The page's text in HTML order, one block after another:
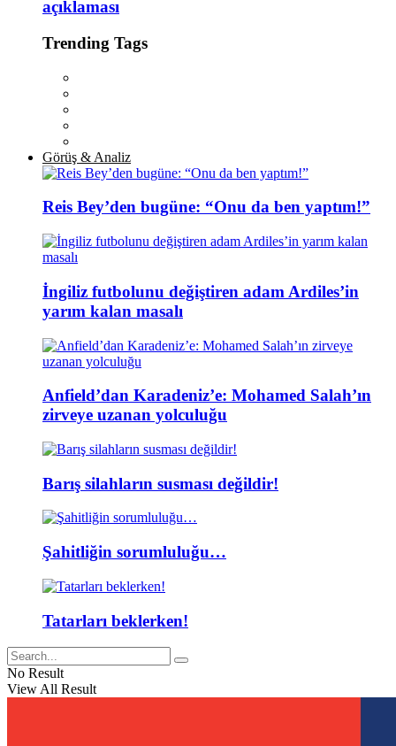
açıklaması
Trending Tags
Görüş & Analiz
Reis Bey’den bugüne: “Onu da ben yaptım!”
İngiliz futbolunu değiştiren adam Ardiles’in
yarım kalan masalı
Anfield’dan Karadeniz’e: Mohamed Salah’ın
zirveye uzanan yolculuğu
Barış silahların susması değildir!
Şahitliğin sorumluluğu…
Tatarları beklerken!
No Result
View All Result